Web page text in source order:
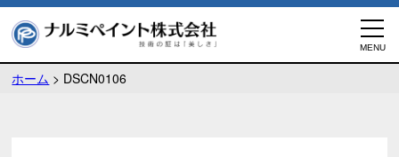
ホーム > DSCN0106